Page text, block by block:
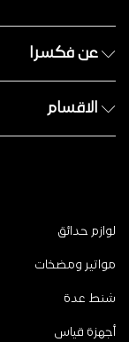
عن فكسرا
الاقسام
لوازم حدائق
مواتير ومضخات
شنط عدة
أجهزة قياس